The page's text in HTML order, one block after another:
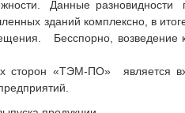
Данные
зданий комплексно, в
Бесспорно, возведение
сторон «ТЭМ-ПО» является